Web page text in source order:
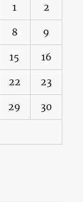
1 2
8 9
15 16
22 23
29 30